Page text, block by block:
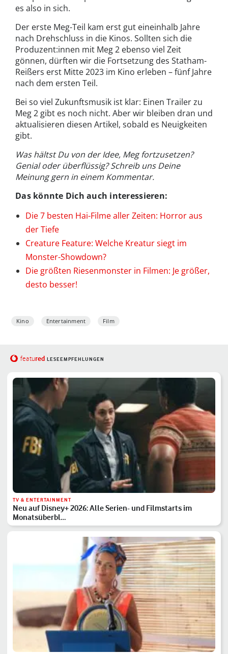
es also in sich.
Der erste Meg-Teil kam erst gut eineinhalb Jahre
nach Drehschluss in die Kinos. Sollten sich die
Produzent:innen mit Meg 2 ebenso viel Zeit
gönnen, dürften wir die Fortsetzung des Statham-
Reißers erst Mitte 2023 im Kino erleben – fünf Jahre
nach dem ersten Teil.
Bei so viel Zukunftsmusik ist klar: Einen Trailer zu
Meg 2 gibt es noch nicht. Aber wir bleiben dran und
aktualisieren diesen Artikel, sobald es Neuigkeiten
gibt.
Was hältst Du von der Idee, Meg fortzusetzen?
Genial oder überflüssig? Schreib uns Deine
Meinung gern in einem Kommentar.
Das könnte Dich auch interessieren:
Die 7 besten Hai-Filme aller Zeiten: Horror aus
der Tiefe
Creature Feature: Welche Kreatur siegt im
Monster-Showdown?
Die größten Riesenmonster in Filmen: Je größer,
desto besser!
Kino Entertainment Film
featured LESEEMPFEHLUNGEN
TV & ENTERTAINMENT
Neu auf Disney+ 2026: Alle Serien- und Filmstarts im
Monatsüberbl…